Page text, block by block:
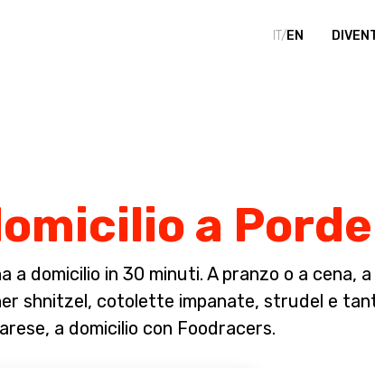
IT/EN
a
domicilio in 30 minuti. A pranzo o a cena,
shnitzel, cotolette impanate, strudel e
a domicilio con Foodracers.